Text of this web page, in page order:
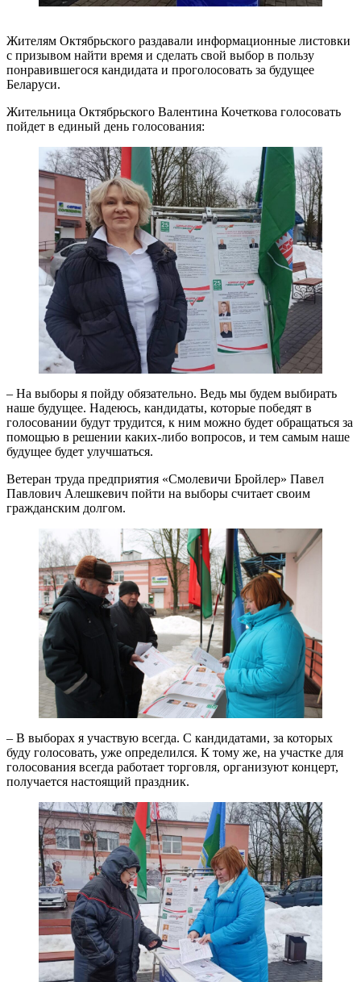
Жителям Октябрьского раздавали информационные листовки
с призывом найти время и сделать свой выбор в пользу
понравившегося кандидата и проголосовать за будущее
Беларуси.
Жительница Октябрьского Валентина Кочеткова голосовать
пойдет в единый день голосования:
– На выборы я пойду обязательно. Ведь мы будем выбирать
наше будущее. Надеюсь, кандидаты, которые победят в
голосовании будут трудится, к ним можно будет обращаться за
помощью в решении каких-либо вопросов, и тем самым наше
будущее будет улучшаться.
Ветеран труда предприятия «Смолевичи Бройлер» Павел
Павлович Алешкевич пойти на выборы считает своим
гражданским долгом.
– В выборах я участвую всегда. С кандидатами, за которых
буду голосовать, уже определился. К тому же, на участке для
голосования всегда работает торговля, организуют концерт,
получается настоящий праздник.